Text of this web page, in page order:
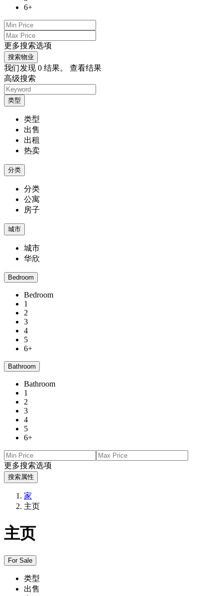
6+
更多搜索选项
搜索物业
我们发现 0 结果。 查看结果
高级搜索
类型
类型
出售
出租
热卖
分类
分类
公寓
房子
城市
城市
华欣
Bedroom
Bedroom
1
2
3
4
5
6+
Bathroom
Bathroom
1
2
3
4
5
6+
更多搜索选项
搜索属性
家
主页
主页
For Sale
类型
出售